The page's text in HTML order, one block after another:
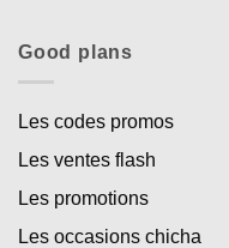
Good plans
Les codes promos
Les ventes flash
Les promotions
Les occasions chicha